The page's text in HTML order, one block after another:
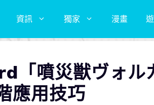
資訊 獨家 漫畫
「噴災獣ヴォル
應用技巧